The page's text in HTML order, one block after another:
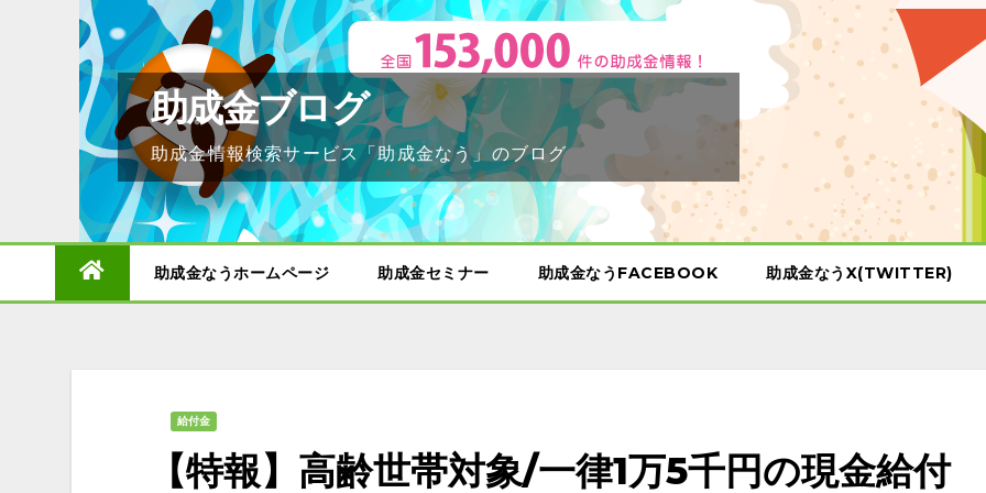
助成金ブログ
助成金情報検索サービス「助成金なう」のブログ
助成金なうホームページ 助成金セミナー 助成金なうFACEBOOK 助成金なうX(TWITTER)
給付金
【特報】高齢世帯対象/一律1万5千円の現金給付